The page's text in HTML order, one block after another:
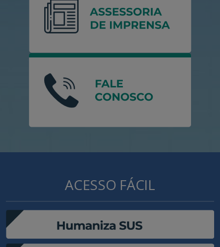
ACESSO FÁCIL